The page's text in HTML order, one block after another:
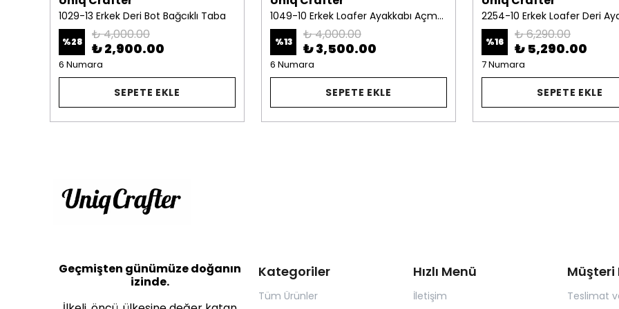
1029-13 Erkek Deri Bot Bağcıklı Taba
%28 ₺ 4,000.00
₺ 2,900.00
6 Numara
SEPETE EKLE
1049-10 Erkek Loafer Ayakkabı Açma Deri Kösele Taban Bordo
%13 ₺ 4,000.00
₺ 3,500.00
6 Numara
SEPETE EKLE
%16 ₺ 6,290.00
₺ 5,290.00
7 Numara
SEPETE EKLE
Kategoriler
Tüm Ürünler
Hızlı Menü
İletişim
Müşteri
Teslimat
Geçmişten günümüze doğanın
izinde.